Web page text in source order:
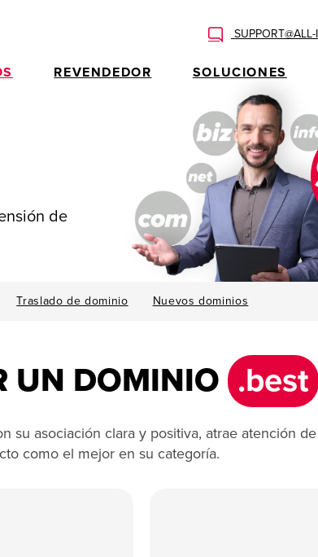
REVENDEDOR SOLUCIONES
de
Traslado de dominio Nuevos dominios
UN DOMINIO .best
su asociación clara y positiva, atrae atención
como el mejor en su categoría.